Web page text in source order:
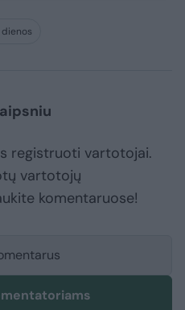
registruoti vartotojai.
vartotojų
komentaruose!